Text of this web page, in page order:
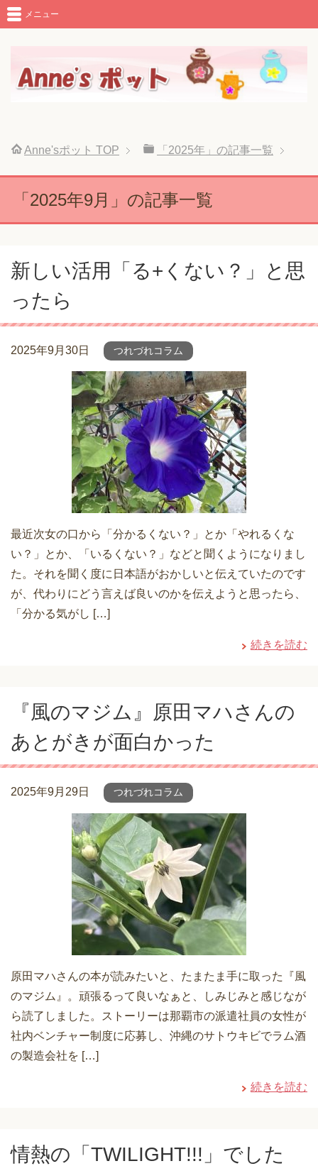
メニュー
Anne'sポット TOP 「2025年」の記事一覧
「2025年9月」の記事一覧
新しい活用「る+くない？」と思
ったら
2025年9月30日 つれづれコラム
最近次女の口から「分かるくない？」とか「やれるくな
い？」とか、「いるくない？」などと聞くようになりまし
た。それを聞く度に日本語がおかしいと伝えていたのです
が、代わりにどう言えば良いのかを伝えようと思ったら、
「分かる気がし […]
続きを読む
『風のマジム』原田マハさんの
あとがきが面白かった
2025年9月29日 つれづれコラム
原田マハさんの本が読みたいと、たまたま手に取った『風
のマジム』。頑張るって良いなぁと、しみじみと感じなが
ら読了しました。ストーリーは那覇市の派遣社員の女性が
社内ベンチャー制度に応募し、沖縄のサトウキビでラム酒
の製造会社を […]
続きを読む
情熱の「TWILIGHT!!!」でした